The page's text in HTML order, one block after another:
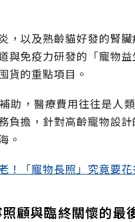
，以及熟齡貓好發的腎
與免疫力研發的「寵物
貨的重點項目。
助，醫療費用往往是人
負擔，針對高齡寵物設
。
！「寵物長照」究竟要花
顧與臨終關懷的最